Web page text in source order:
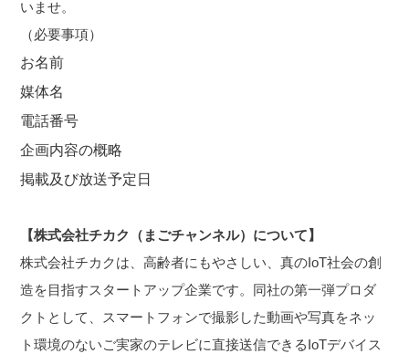
いませ。
（必要事項）
お名前
媒体名
電話番号
企画内容の概略
掲載及び放送予定日
【株式会社チカク（まごチャンネル）について】
株式会社チカクは、高齢者にもやさしい、真のIoT社会の創
造を目指すスタートアップ企業です。同社の第一弾プロダ
クトとして、スマートフォンで撮影した動画や写真をネッ
ト環境のないご実家のテレビに直接送信できるIoTデバイス